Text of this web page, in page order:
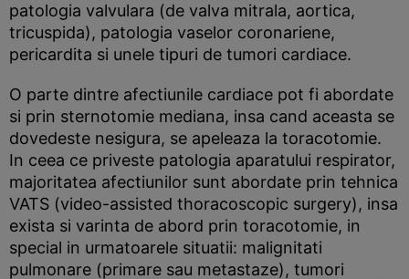
patologia valvulara (de valva mitrala, aortica,
tricuspida), patologia vaselor coronariene,
pericardita si unele tipuri de tumori cardiace.
O parte dintre afectiunile cardiace pot fi abordate
si prin sternotomie mediana, insa cand aceasta se
dovedeste nesigura, se apeleaza la toracotomie.
In ceea ce priveste patologia aparatului respirator,
majoritatea afectiunilor sunt abordate prin tehnica
VATS (video-assisted thoracoscopic surgery), insa
exista si varinta de abord prin toracotomie, in
special in urmatoarele situatii: malignitati
pulmonare (primare sau metastaze), tumori